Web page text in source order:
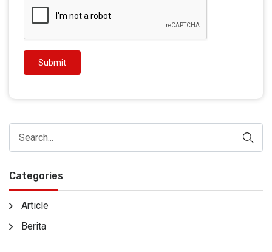
Submit
Categories
Article
Berita